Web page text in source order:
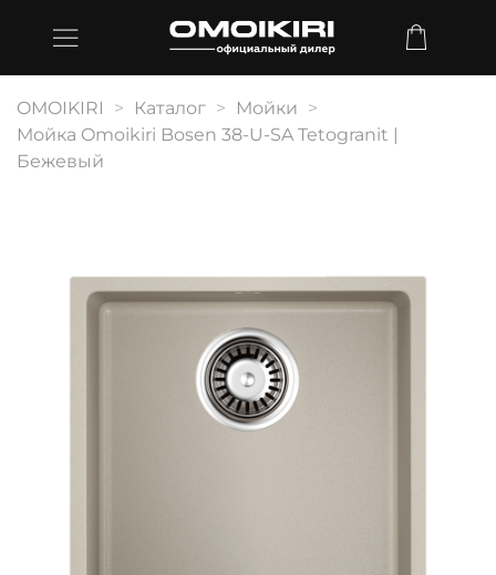
OMOIKIRI Каталог
Мойки
Мойка Omoikiri Bosen 38-U-SA Tetogranit |
Бежевый